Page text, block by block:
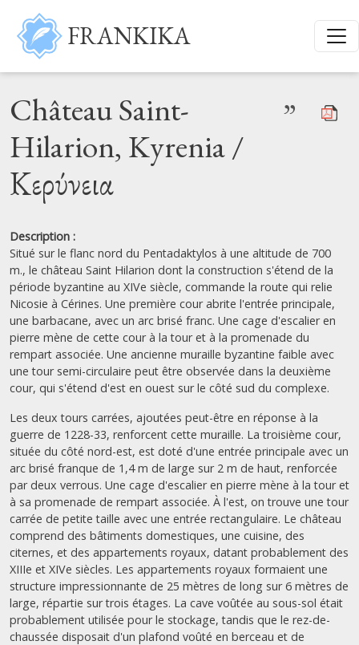
Aller au contenu principal
FRANKIKA
Château Saint-
Hilarion, Kyrenia /
Κερύνεια
”
Description :
Situé sur le flanc nord du Pentadaktylos à une altitude de 700
m., le château Saint Hilarion dont la construction s'étend de la
période byzantine au XIVe siècle, commande la route qui relie
Nicosie à Cérines. Une première cour abrite l'entrée principale,
une barbacane, avec un arc brisé franc. Une cage d'escalier en
pierre mène de cette cour à la tour et à la promenade du
rempart associée. Une ancienne muraille byzantine faible avec
une tour semi-circulaire peut être observée dans la deuxième
cour, qui s'étend d'est en ouest sur le côté sud du complexe.
Les deux tours carrées, ajoutées peut-être en réponse à la
guerre de 1228-33, renforcent cette muraille. La troisième cour,
située du côté nord-est, est doté d'une entrée principale avec un
arc brisé franque de 1,4 m de large sur 2 m de haut, renforcée
par deux verrous. Une cage d'escalier en pierre mène à la tour et
à sa promenade de rempart associée. À l'est, on trouve une tour
carrée de petite taille avec une entrée rectangulaire. Le château
comprend des bâtiments domestiques, une cuisine, des
citernes, et des appartements royaux, datant probablement des
XIIIe et XIVe siècles. Les appartements royaux formaient une
structure impressionnante de 25 mètres de long sur 6 mètres de
large, répartie sur trois étages. La cave voûtée au sous-sol était
probablement utilisée pour le stockage, tandis que le rez-de-
chaussée disposait d'un plafond voûté en berceau et de